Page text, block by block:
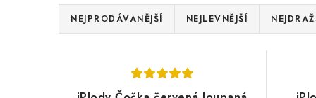
Ř
a
NEJPRODÁVANĚJŠÍ NEJLEVNĚJŠÍ